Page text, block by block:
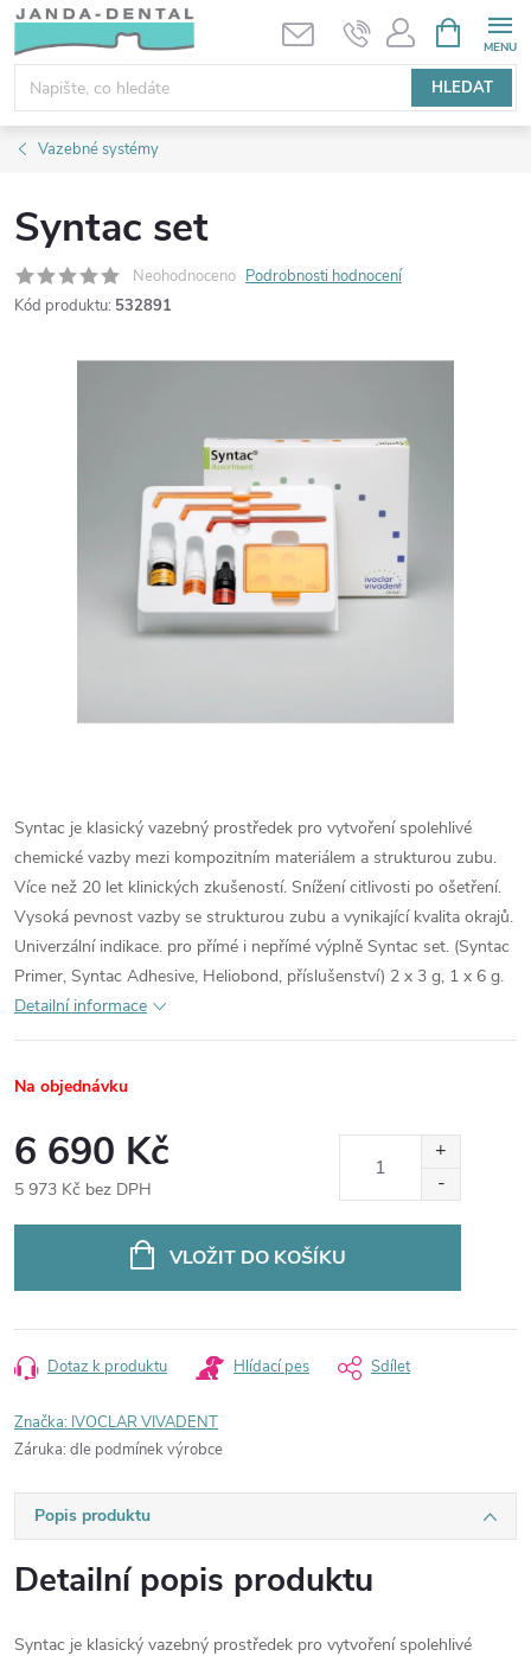
Přejít
obsah
HLEDAT
NÁKUPNÍ
KOŠÍK
Vazebné systémy
Syntac set
Neohodnoceno Podrobnosti hodnocení
Kód produktu: 532891
Syntac je klasický vazebný prostředek pro vytvoření spolehlivé
chemické vazby mezi kompozitním materiálem a strukturou zubu.
Více než 20 let klinických zkušeností. Snížení citlivosti po ošetření.
Vysoká pevnost vazby se strukturou zubu a vynikající kvalita okrajů.
Univerzální indikace. pro přímé i nepřímé výplně Syntac set. (Syntac
Primer, Syntac Adhesive, Heliobond, příslušenství) 2 x 3 g, 1 x 6 g.
Detailní informace
Na objednávku
6 690 Kč
5 973 Kč bez DPH
VLOŽIT DO KOŠÍKU
Dotaz k produktu Hlídací pes Sdílet
Značka: IVOCLAR VIVADENT
Záruka: dle podmínek výrobce
Popis produktu
Detailní popis produktu
Syntac je klasický vazebný prostředek pro vytvoření spolehlivé